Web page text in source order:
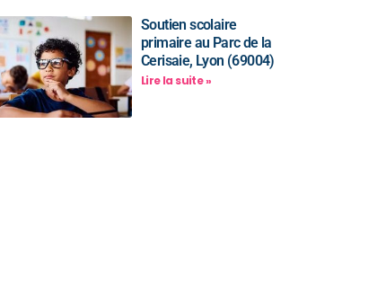
Soutien scolaire
primaire au Parc de la
Cerisaie, Lyon (69004)
Lire la suite »